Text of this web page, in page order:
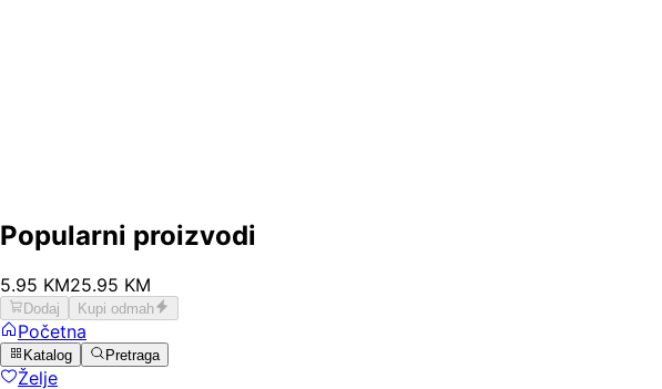
Popularni proizvodi
5.95 KM25.95 KM
Dodaj Kupi odmah
Početna
Katalog Pretraga
Želje